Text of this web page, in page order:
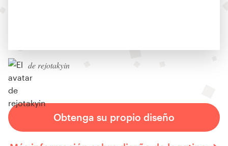
de rejotakyin
Obtenga su propio diseño